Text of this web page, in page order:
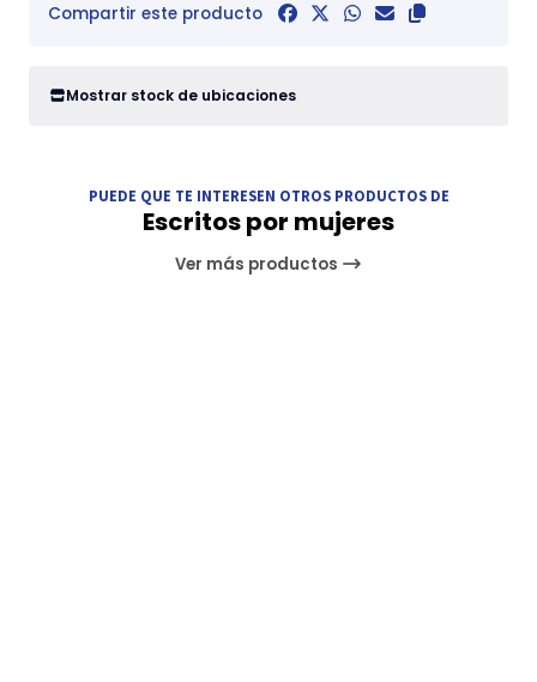
Compartir este producto
Mostrar stock de ubicaciones
PUEDE QUE TE INTERESEN OTROS PRODUCTOS DE
Escritos por mujeres
Ver más productos